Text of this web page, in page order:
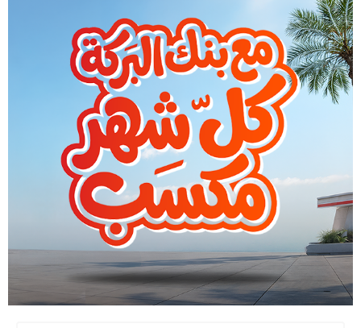
خدمات الإنترنت البنكي
ثراء
ماكينات الصراف الألي و الفروع
19373